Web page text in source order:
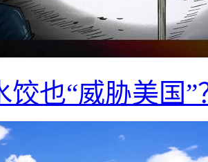
饺也“威胁美国”